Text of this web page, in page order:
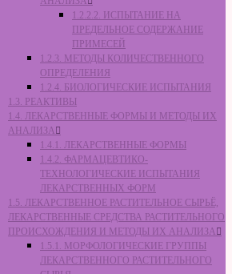
1.2.2.2. ИСПЫТАНИЕ НА
ПРЕДЕЛЬНОЕ СОДЕРЖАНИЕ
ПРИМЕСЕЙ
1.2.3. МЕТОДЫ КОЛИЧЕСТВЕННОГО
ОПРЕДЕЛЕНИЯ
1.2.4. БИОЛОГИЧЕСКИЕ ИСПЫТАНИЯ
1.3. РЕАКТИВЫ
1.4. ЛЕКАРСТВЕННЫЕ ФОРМЫ И МЕТОДЫ ИХ
АНАЛИЗА
1.4.1. ЛЕКАРСТВЕННЫЕ ФОРМЫ
1.4.2. ФАРМАЦЕВТИКО-
ТЕХНОЛОГИЧЕСКИЕ ИСПЫТАНИЯ
ЛЕКАРСТВЕННЫХ ФОРМ
1.5. ЛЕКАРСТВЕННОЕ РАСТИТЕЛЬНОЕ СЫРЬЁ,
ЛЕКАРСТВЕННЫЕ СРЕДСТВА РАСТИТЕЛЬНОГО
ПРОИСХОЖДЕНИЯ И МЕТОДЫ ИХ АНАЛИЗА
1.5.1. МОРФОЛОГИЧЕСКИЕ ГРУППЫ
ЛЕКАРСТВЕННОГО РАСТИТЕЛЬНОГО